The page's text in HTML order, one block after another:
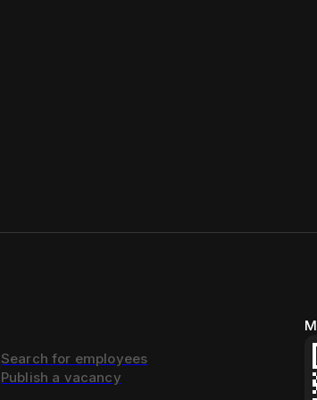
Search for employees
Publish a vacancy